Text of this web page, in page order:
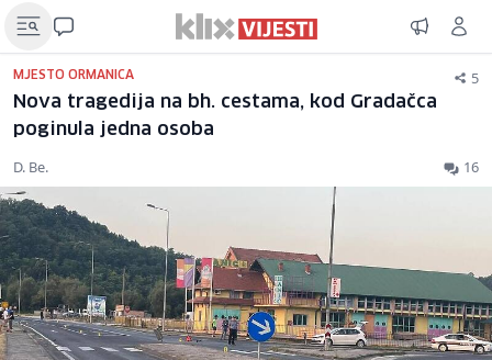
MJESTO ORMANICA 5
Nova tragedija na bh. cestama, kod Gradačca
poginula jedna osoba
D. Be. 16